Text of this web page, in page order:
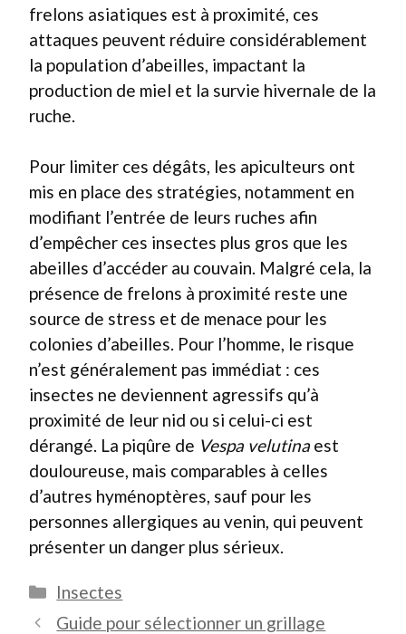
frelons asiatiques est à proximité, ces
attaques peuvent réduire considérablement
la population d’abeilles, impactant la
production de miel et la survie hivernale de la
ruche.
Pour limiter ces dégâts, les apiculteurs ont
mis en place des stratégies, notamment en
modifiant l’entrée de leurs ruches afin
d’empêcher ces insectes plus gros que les
abeilles d’accéder au couvain. Malgré cela, la
présence de frelons à proximité reste une
source de stress et de menace pour les
colonies d’abeilles. Pour l’homme, le risque
n’est généralement pas immédiat : ces
insectes ne deviennent agressifs qu’à
proximité de leur nid ou si celui-ci est
dérangé. La piqûre de Vespa velutinaest
douloureuse, mais comparables à celles
d’autres hyménoptères, sauf pour les
personnes allergiques au venin, qui peuvent
présenter un danger plus sérieux.
Catégories
Insectes
Guide pour sélectionner un grillage